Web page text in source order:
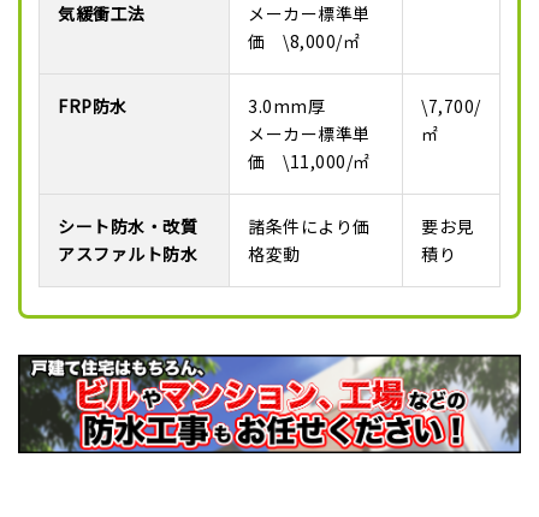
気緩衝工法
メーカー標準単
価 \8,000/㎡
FRP防水
3.0mm厚
メーカー標準単
価 \11,000/㎡
\7,700/
㎡
シート防水・改質
アスファルト防水
諸条件により価
格変動
要お見
積り